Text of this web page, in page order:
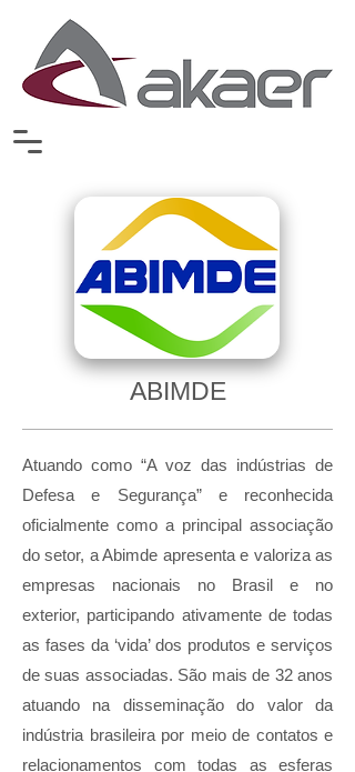
ABIMDE
Atuando como “A voz das indústrias de
Defesa e Segurança” e reconhecida
oficialmente como a principal associação
do setor, a Abimde apresenta e valoriza as
empresas nacionais no Brasil e no
exterior, participando ativamente de todas
as fases da ‘vida’ dos produtos e serviços
de suas associadas. São mais de 32 anos
atuando na disseminação do valor da
indústria brasileira por meio de contatos e
relacionamentos com todas as esferas